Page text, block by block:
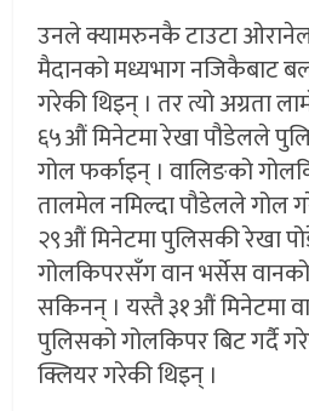
उनले क्यामरुनकै टाउटा
मैदानको मध्यभाग नजिकैबाट
गरेकी थिइन् । तर त्यो अग्रता
६५औं मिनेटमा रेखा पौडेलले
गोल फर्काइन् । वालिङको
तालमेल नमिल्दा पौडेलले गोल
२९औं मिनेटमा पुलिसकी रेखा
गोलकिपरसँग वान भर्सेस
सकिनन् । यस्तै ३१औं मिनेटमा
पुलिसको गोलकिपर बिट गर्दै
क्लियर गरेकी थिइन् ।